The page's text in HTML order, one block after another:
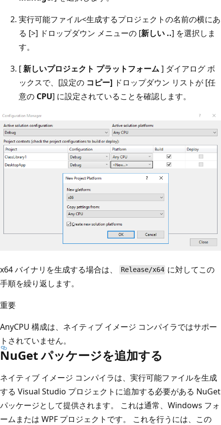
実行可能ファイル<生成するプロジェクトの名前の横にあ
る [>] ドロップダウン メニューの [新しい ..] を選択しま
す。
[新しいプロジェクト プラットフォーム] ダイアログ ボ
ックスで、[設定の コピー] ドロップダウン リストが [任
意の CPU] に設定されていることを確認します。
x64 バイナリを生成する場合は、 Release/x64 に対してこの
手順を繰り返します。
重要
AnyCPU 構成は、ネイティブ イメージ コンパイラではサポー
トされていません。
NuGet パッケージを追加する
ネイティブ イメージ コンパイラは、実行可能ファイルを生成
する Visual Studio プロジェクトに追加する必要がある NuGet
パッケージとして提供されます。 これは通常、Windows フォ
ームまたは WPF プロジェクトです。 これを行うには、この